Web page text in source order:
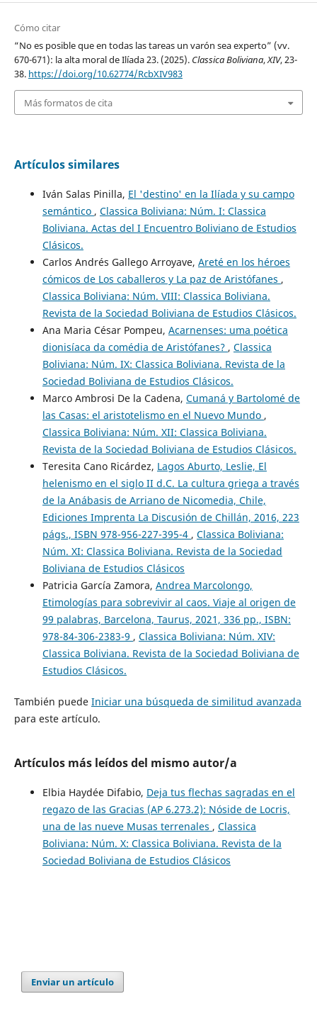
Cómo citar
“No es posible que en todas las tareas un varón sea experto” (vv.
670-671): la alta moral de Ilíada 23. (2025). Classica Boliviana,XIV, 23-
38. https://doi.org/10.62774/RcbXIV983
Más formatos de cita
Artículos similares
Iván Salas Pinilla, El 'destino' en la Ilíada y su campo
semántico , Classica Boliviana: Núm. I: Classica
Boliviana. Actas del I Encuentro Boliviano de Estudios
Clásicos.
Carlos Andrés Gallego Arroyave, Areté en los héroes
cómicos de Los caballeros y La paz de Aristófanes ,
Classica Boliviana: Núm. VIII: Classica Boliviana.
Revista de la Sociedad Boliviana de Estudios Clásicos.
Ana Maria César Pompeu, Acarnenses: uma poética
dionisíaca da comédia de Aristófanes? , Classica
Boliviana: Núm. IX: Classica Boliviana. Revista de la
Sociedad Boliviana de Estudios Clásicos.
Marco Ambrosi De la Cadena, Cumaná y Bartolomé de
las Casas: el aristotelismo en el Nuevo Mundo ,
Classica Boliviana: Núm. XII: Classica Boliviana.
Revista de la Sociedad Boliviana de Estudios Clásicos.
Teresita Cano Ricárdez, Lagos Aburto, Leslie, El
helenismo en el siglo II d.C. La cultura griega a través
de la Anábasis de Arriano de Nicomedia, Chile,
Ediciones Imprenta La Discusión de Chillán, 2016, 223
págs., ISBN 978-956-227-395-4 , Classica Boliviana:
Núm. XI: Classica Boliviana. Revista de la Sociedad
Boliviana de Estudios Clásicos
Patricia García Zamora, Andrea Marcolongo,
Etimologías para sobrevivir al caos. Viaje al origen de
99 palabras, Barcelona, Taurus, 2021, 336 pp., ISBN:
978-84-306-2383-9 , Classica Boliviana: Núm. XIV:
Classica Boliviana. Revista de la Sociedad Boliviana de
Estudios Clásicos.
También puede Iniciar una búsqueda de similitud avanzada
para este artículo.
Artículos más leídos del mismo autor/a
Elbia Haydée Difabio, Deja tus flechas sagradas en el
regazo de las Gracias (AP 6.273.2): Nóside de Locris,
una de las nueve Musas terrenales , Classica
Boliviana: Núm. X: Classica Boliviana. Revista de la
Sociedad Boliviana de Estudios Clásicos
Enviar un artículo